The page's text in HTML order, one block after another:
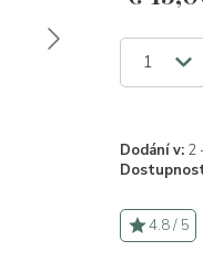
Dodání v: 2
4.8 / 5